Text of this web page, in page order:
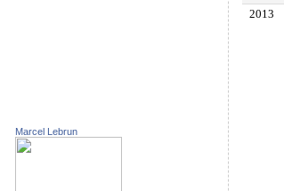
Marcel Lebrun
2013